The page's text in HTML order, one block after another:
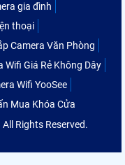
gia đình
thoại
Camera Văn Phòng
Wifi Giá Rẻ Không Dây
Wifi YooSee
Mua Khóa Cửa
Rights Reserved.